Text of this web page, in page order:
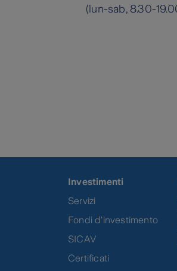
(lun-sab, 8.30-
Investimenti
Servizi
Fondi d'investimento
SICAV
Certificati